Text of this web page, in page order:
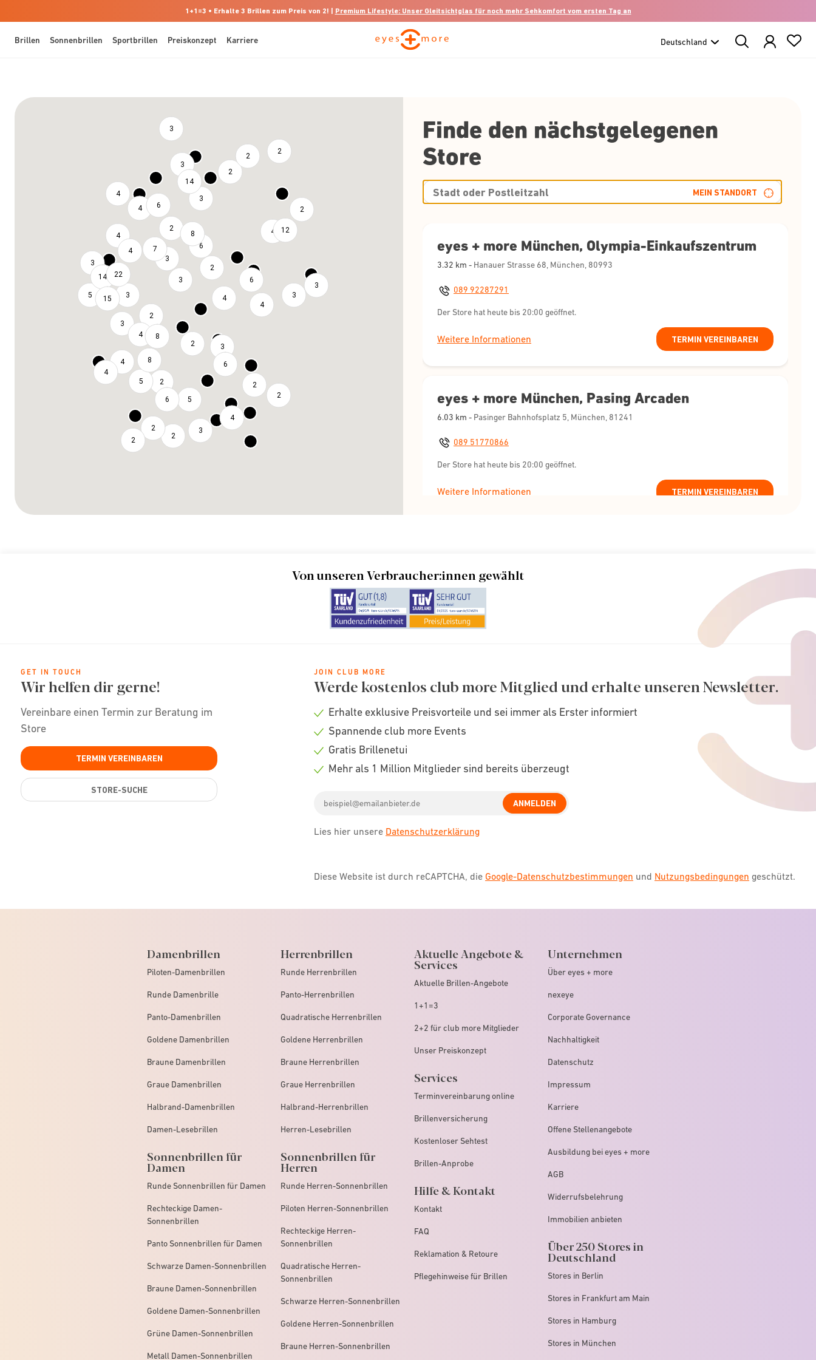
1+1=3 • Erhalte 3 Brillen zum Preis von 2! | Premium Lifestyle: Unser Gleitsichtglas für noch mehr Sehkomfort vom ersten Tag an
Brillen Sonnenbrillen Sportbrillen Preiskonzept Karriere
Search
Products
5
3
3
14
6
2
8
2
3
2
4
6
4
2
12
2
2
4
4
2
3
2
3
6
3
4
4
6
4
3
2
4
2
14
6
5
2
2
7
22
5
8
2
8
3
15
4
4
3
2
4
3
3
3
Finde den nächstgelegenen
Store
MEIN STANDORT
eyes + more München, Olympia-Einkaufszentrum
3.32 km - Hanauer Strasse 68, München, 80993
089 92287291
Der Store hat heute bis 20:00 geöffnet.
Weitere Informationen TERMIN VEREINBAREN
eyes + more München, Pasing Arcaden
6.03 km - Pasinger Bahnhofsplatz 5, München, 81241
089 51770866
Der Store hat heute bis 20:00 geöffnet.
Weitere Informationen TERMIN VEREINBAREN
9.63
089 49026969
Der Store hat heute bis 20:00 geöffnet.
TERMIN VEREINBAREN
Der Store hat heute bis 14:00 geöffnet.
Weitere Informationen TERMIN VEREINBAREN
52.56km - Willy-Brandt-Platz 1, Augsburg, 86153
Weitere Informationen
eyes + more Rosenheim
54.68km -
08031 5893203
Der Store hat heute bis 17:00 geöffnet.
Weitere Informationen
eyes + more Landshut, Landshut Park
Der Store hat heute bis 19:00 geöffnet.
Weitere Informationen
Von unseren Verbraucher:innen gewählt
GET IN TOUCH
Wir helfen dir gerne!
Vereinbare einen Termin zur Beratung im
Store
TERMIN VEREINBAREN
STORE-SUCHE
JOIN CLUB MORE
Werde kostenlos club more Mitglied und erhalte unseren Newsletter.
Check
Erhalte exklusive Preisvorteile und sei immer als Erster informiert
Check
Spannende club more Events
Check
Gratis Brillenetui
Mehr als 1 Million Mitglieder sind bereits überzeugt
address
ANMELDEN
Lies hier unsere Datenschutzerklärung
Diese Website ist durch reCAPTCHA, die Google-Datenschutzbestimmungen und Nutzungsbedingungen geschützt.
Damenbrillen
Piloten-Damenbrillen
Runde Damenbrille
Panto-Damenbrillen
Goldene Damenbrillen
Braune Damenbrillen
Graue Damenbrillen
Halbrand-Damenbrillen
Damen-Lesebrillen
Sonnenbrillen für
Damen
Runde Sonnenbrillen für Damen
Rechteckige Damen-
Sonnenbrillen
Panto Sonnenbrillen für Damen
Schwarze Damen-Sonnenbrillen
Braune Damen-Sonnenbrillen
Goldene Damen-Sonnenbrillen
Grüne Damen-Sonnenbrillen
Metall Damen-Sonnenbrillen
Herrenbrillen
Runde Herrenbrillen
Panto-Herrenbrillen
Quadratische Herrenbrillen
Goldene Herrenbrillen
Braune Herrenbrillen
Graue Herrenbrillen
Halbrand-Herrenbrillen
Herren-Lesebrillen
Sonnenbrillen für
Herren
Runde Herren-Sonnenbrillen
Piloten Herren-Sonnenbrillen
Rechteckige Herren-
Sonnenbrillen
Quadratische Herren-
Sonnenbrillen
Schwarze Herren-Sonnenbrillen
Goldene Herren-Sonnenbrillen
Braune Herren-Sonnenbrillen
Aktuelle Angebote &
Services
Aktuelle Brillen-Angebote
1+1=3
2+2 für club more Mitglieder
Unser Preiskonzept
Services
Terminvereinbarung online
Brillenversicherung
Kostenloser Sehtest
Brillen-Anprobe
Hilfe & Kontakt
Kontakt
FAQ
Reklamation & Retoure
Pflegehinweise für Brillen
Unternehmen
Über eyes + more
nexeye
Corporate Governance
Nachhaltigkeit
Datenschutz
Impressum
Karriere
Offene Stellenangebote
Ausbildung bei eyes + more
AGB
Widerrufsbelehrung
Immobilien anbieten
Über 250 Stores in
Deutschland
Stores in Berlin
Stores in Frankfurt am Main
Stores in Hamburg
Stores in München